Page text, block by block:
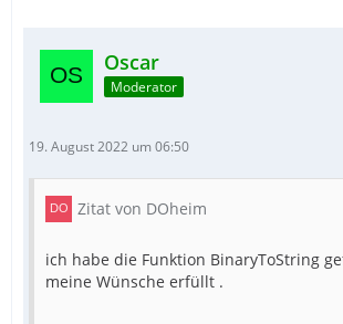
Oscar
Moderator
19. August 2022 um 06:50
Zitat von DOheim
ich habe die Funktion BinaryToString
meine Wünsche erfüllt .